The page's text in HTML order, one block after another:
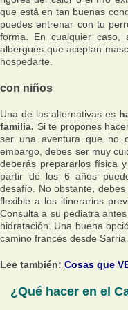
que está en tan buenas
puedes entrenar con tu
forma. En cualquier caso,
albergues que aceptan
hospedarte.
con niños
Una de las alternativas es
familia. Si te propones
ser una aventura que no
embargo, debes ser muy
deberás prepararlos física
partir de los 6 años
desafío. No obstante,
flexible a los itinerarios
Consulta a su pediatra
hidratación. Una buena
camino francés desde Sarria.
Lee también: Cosas que
¿Qué hacer en el